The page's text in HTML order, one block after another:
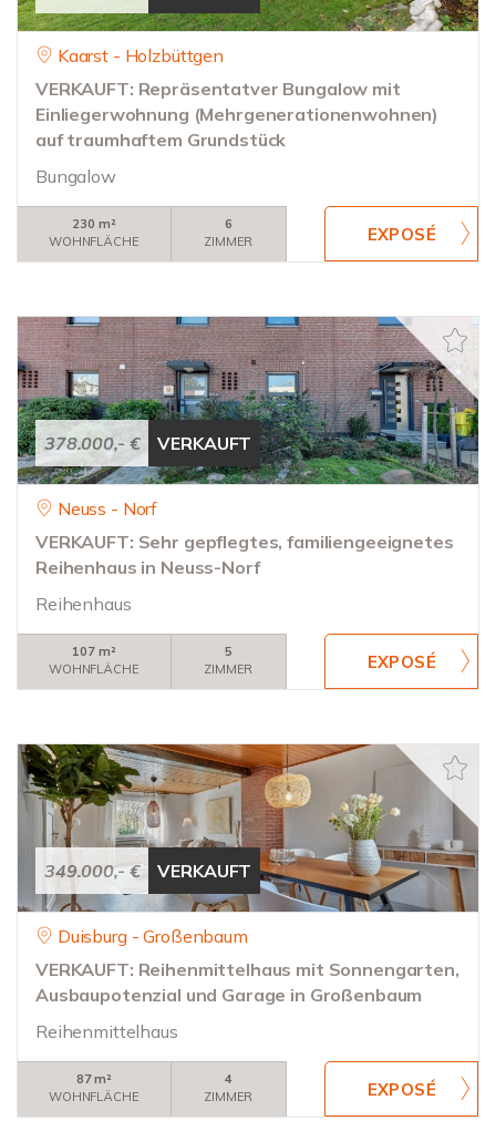
Kaarst - Holzbüttgen
VERKAUFT: Repräsentatver Bungalow mit
Einliegerwohnung (Mehrgenerationenwohnen)
auf traumhaftem Grundstück
Bungalow
230 m²
WOHNFLÄCHE
6
ZIMMER
378.000,- € VERKAUFT
Neuss - Norf
VERKAUFT: Sehr gepflegtes, familiengeeignetes
Reihenhaus in Neuss-Norf
Reihenhaus
107 m²
WOHNFLÄCHE
5
ZIMMER
349.000,- € VERKAUFT
Duisburg - Großenbaum
VERKAUFT: Reihenmittelhaus mit Sonnengarten,
Ausbaupotenzial und Garage in Großenbaum
Reihenmittelhaus
87 m²
WOHNFLÄCHE
4
ZIMMER